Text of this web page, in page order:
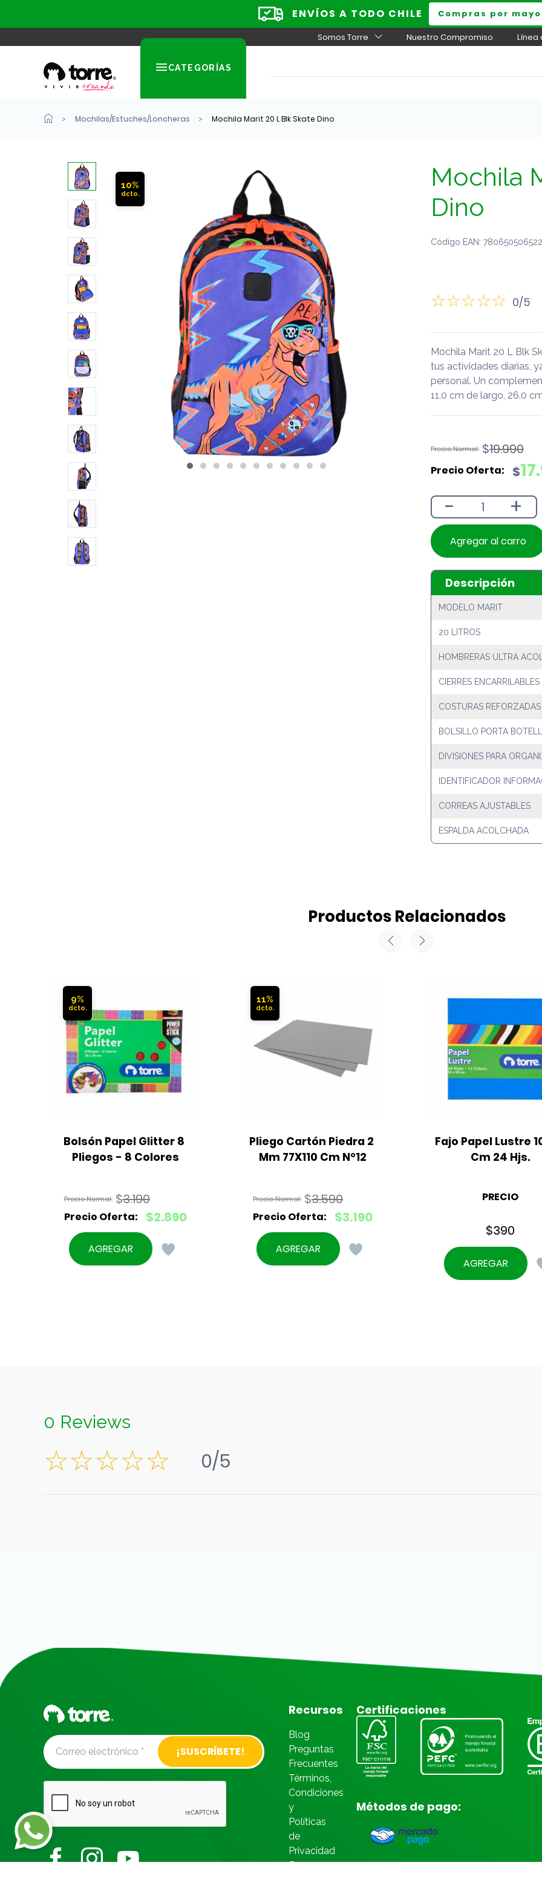
ENVÍOS A TODO CHILE Compras por
Somos Torre Nuestro Compromiso Línea
CATEGORÍAS
Mochilas/Estuches/Loncheras Mochila Marit 20 L Blk Skate Dino
10%
Mochila
Dino
Código EAN:
0/5
Mochila Marit 20 L Blk
tus actividades diarias,
personal. Un
11.0 cm de largo, 26.0
$19.990
El
original
$19.990.
$
El
actual
$17.990.
- +
Agregar al carro
Descripción
MODELO MARIT
20 LITROS
HOMBRERAS ULTRA
CIERRES ENCARRILABLES
COSTURAS REFORZADAS
BOLSILLO PORTA
DIVISIONES PARA
IDENTIFICADOR
CORREAS AJUSTABLES
ESPALDA ACOLCHADA
Productos Relacionados
9%
Bolsón Papel Glitter 8
Pliegos - 8 Colores
$3.190
El
precio
original
$2.890
El
precio
actual
AGREGAR
11%
Pliego Cartón Piedra 2
Mm 77X110 Cm N°12
$3.590
El
precio
original
$3.190
El
precio
actual
AGREGAR
Fajo Papel Lustre
Cm 24 Hjs.
PRECIO
$390
AGREGAR
0 Reviews
0/5
Alternative:
Recursos
Blog
Preguntas
Frecuentes
Términos,
Condiciones
y
Políticas
de
Privacidad
Bases
Certificaciones
Métodos de pago: